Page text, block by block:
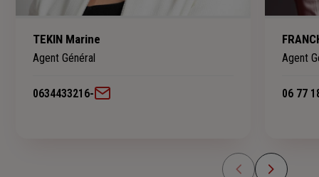
TEKIN Marine
Agent Général
0634433216-
Agent
06 77